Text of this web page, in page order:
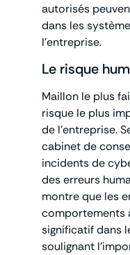
autorisés
dans les
l’entreprise.
Le risque
Maillon le plus
risque le plus
de l’entreprise.
cabinet de
incidents de
des erreurs
montre que les
comportements
significatif dans
soulignant